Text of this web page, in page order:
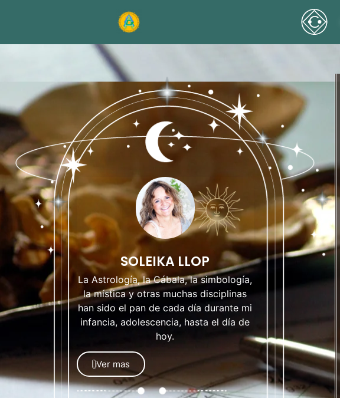
SOLEIKA LLOP
La Astrología, la Cábala, la simbología,
la mística y otras muchas disciplinas
han sido el pan de cada día durante mi
infancia, adolescencia, hasta el día de
hoy.
Ver mas